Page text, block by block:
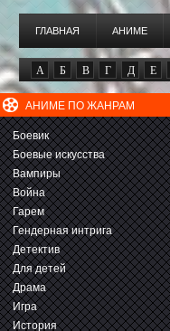
ГЛАВНАЯ АНИМЕ
А Б В Г Д Е
АНИМЕ ПО ЖАНРАМ
Боевик
Боевые искусства
Вампиры
Война
Гарем
Гендерная интрига
Детектив
Для детей
Драма
Игра
История